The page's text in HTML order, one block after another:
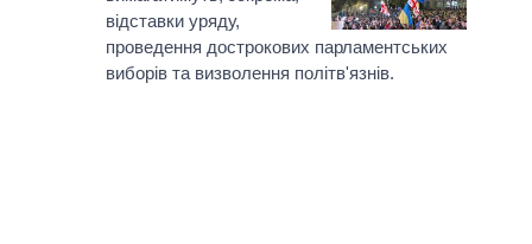
МЕРИ МІСТ
ВСІ ПЕРСОНИ
ПОРІВНЯННЯ ПОЛІТИКІВ
відставки уряду,
проведення дострокових парламентських
виборів та визволення політв'язнів.